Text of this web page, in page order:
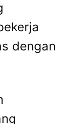
dengan